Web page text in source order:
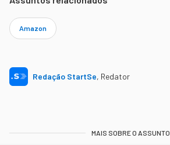
Amazon
Redação StartSe, Redator
MAIS SOBRE O ASSUNTO